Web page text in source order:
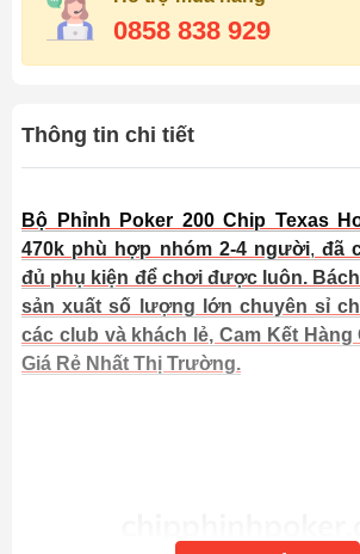
0858 838 929
Thông tin chi tiết
Bộ Phỉnh Poker 200 Chip Texas
470k phù hợp nhóm 2-4 người,đã
đủ phụ kiện để chơi được luôn.
sản xuất số lượng lớn chuyên sỉ
các club và khách lẻ, Cam Kết
Giá Rẻ Nhất Thị Trường.